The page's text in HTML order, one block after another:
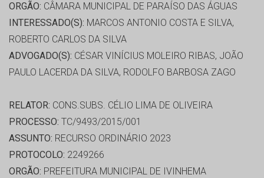
ORGÃO: CÂMARA MUNICIPAL DE PARAÍSO DAS ÁGUAS
INTERESSADO(S): MARCOS ANTONIO COSTA E SILVA,
ROBERTO CARLOS DA SILVA
ADVOGADO(S): CÉSAR VINÍCIUS MOLEIRO RIBAS, JOÃO
PAULO LACERDA DA SILVA, RODOLFO BARBOSA ZAGO
RELATOR: CONS.SUBS. CÉLIO LIMA DE OLIVEIRA
PROCESSO: TC/9493/2015/001
ASSUNTO: RECURSO ORDINÁRIO 2023
PROTOCOLO: 2249266
ORGÃO: PREFEITURA MUNICIPAL DE IVINHEMA